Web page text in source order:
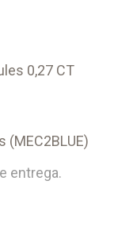
0,27 CT
(MEC2BLUE)
entrega.